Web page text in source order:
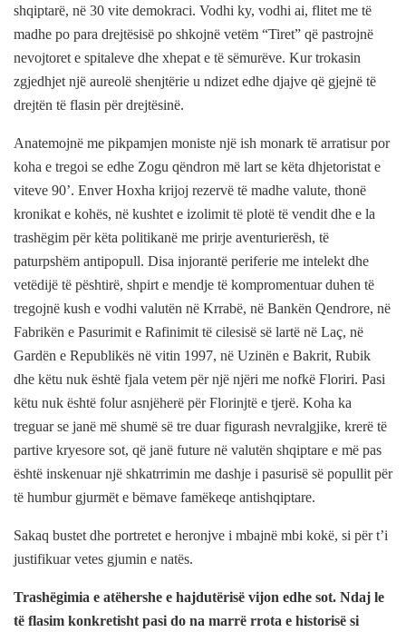
shqiptarë, në 30 vite demokraci. Vodhi ky, vodhi ai, flitet me të
madhe po para drejtësisë po shkojnë vetëm “Tiret” që pastrojnë
nevojtoret e spitaleve dhe xhepat e të sëmurëve. Kur trokasin
zgjedhjet një aureolë shenjtërie u ndizet edhe djajve që gjejnë të
drejtën të flasin për drejtësinë.
Anatemojnë me pikpamjen moniste një ish monark të arratisur por
koha e tregoi se edhe Zogu qëndron më lart se këta dhjetoristat e
viteve 90’. Enver Hoxha krijoj rezervë të madhe valute, thonë
kronikat e kohës, në kushtet e izolimit të plotë të vendit dhe e la
trashëgim për këta politikanë me prirje aventurierësh, të
paturpshëm antipopull. Disa injorantë periferie me intelekt dhe
vetëdijë të pështirë, shpirt e mendje të kompromentuar duhen të
tregojnë kush e vodhi valutën në Krrabë, në Bankën Qendrore, në
Fabrikën e Pasurimit e Rafinimit të cilesisë së lartë në Laç, në
Gardën e Republikës në vitin 1997, në Uzinën e Bakrit, Rubik
dhe këtu nuk është fjala vetem për një njëri me nofkë Floriri. Pasi
këtu nuk është folur asnjëherë për Florinjtë e tjerë. Koha ka
treguar se janë më shumë së tre duar figurash nevralgjike, krerë të
partive kryesore sot, që janë future në valutën shqiptare e më pas
është inskenuar një shkatrrimin me dashje i pasurisë së popullit për
të humbur gjurmët e bëmave famëkeqe antishqiptare.
Sakaq bustet dhe portretet e heronjve i mbajnë mbi kokë, si për t’i
justifikuar vetes gjumin e natës.
Trashëgimia e atëhershe e hajdutërisë vijon edhe sot. Ndaj le
të flasim konkretisht pasi do na marrë rrota e historisë si